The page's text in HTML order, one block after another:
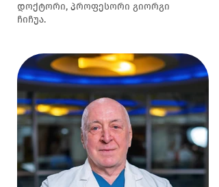
დოქტორი, პროფესორი გიორგი
ჩიჩუა.